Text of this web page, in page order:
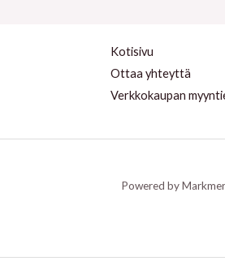
Kotisivu
Ottaa yhteyttä
Verkkokaupan
Powered by